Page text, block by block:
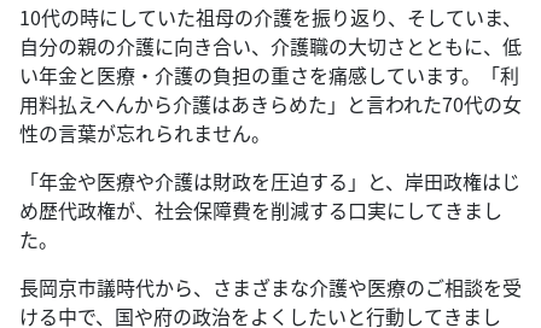
10代の時にしていた祖母の介護を振り返り、そしていま、
自分の親の介護に向き合い、介護職の大切さとともに、低
い年金と医療・介護の負担の重さを痛感しています。「利
用料払えへんから介護はあきらめた」と言われた70代の女
性の言葉が忘れられません。
「年金や医療や介護は財政を圧迫する」と、岸田政権はじ
め歴代政権が、社会保障費を削減する口実にしてきまし
た。
長岡京市議時代から、さまざまな介護や医療のご相談を受
ける中で、国や府の政治をよくしたいと行動してきまし